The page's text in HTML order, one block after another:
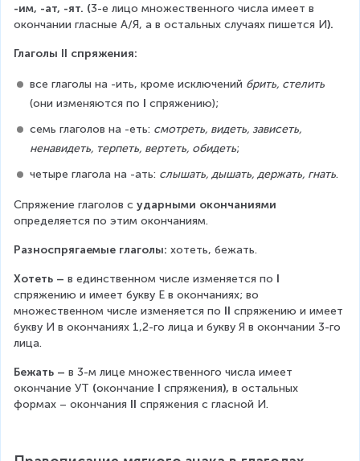
-им, -ат, -ят. (3-е лицо множественного числа имеет в
окончании гласные А/Я, а в остальных случаях пишется И).
Глаголы II спряжения:
все глаголы на -ить, кроме исключений брить, стелить
(они изменяются по I спряжению);
семь глаголов на -еть: смотреть, видеть, зависеть,
ненавидеть, терпеть, вертеть, обидеть;
четыре глагола на -ать: слышать, дышать, держать, гнать.
Спряжение глаголов с ударными окончаниями
определяется по этим окончаниям.
Разноспрягаемые глаголы: хотеть, бежать.
Хотеть – в единственном числе изменяется по I
спряжению и имеет букву Е в окончаниях; во
множественном числе изменяется по II спряжению и имеет
букву И в окончаниях 1,2-го лица и букву Я в окончании 3-го
лица.
Бежать – в 3-м лице множественного числа имеет
окончание УТ (окончание I спряжения), в остальных
формах – окончания II спряжения с гласной И.